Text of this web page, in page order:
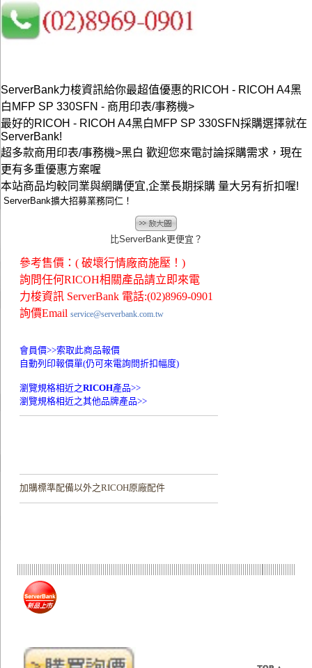
ServerBank力梭資訊給你最超值優惠的RICOH - RICOH A4黑
白MFP SP 330SFN - 商用印表/事務機>
最好的RICOH - RICOH A4黑白MFP SP 330SFN採購選擇就在
ServerBank!
超多款商用印表/事務機>黑白 歡迎您來電討論採購需求，現在
更有多重優惠方案喔
本站商品均較同業與網購便宜,企業長期採購 量大另有折扣喔!
ServerBank擴大招募業務同仁！
比ServerBank更便宜？
參考售價：( 破壞行情廠商施壓！)
詢問任何RICOH相關產品請立即來電
力梭資訊 ServerBank 電話:(02)8969-0901
詢價Email service@serverbank.com.tw
會員價>>索取此商品報價
自動列印報價單(仍可來電詢問折扣幅度)
瀏覽規格相近之RICOH產品>>
瀏覽規格相近之其他品牌產品>>
加購標準配備以外之RICOH原廠配件